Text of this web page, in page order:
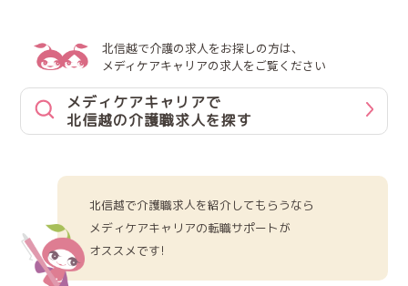
北信越で介護の求人をお探しの方は、
メディケアキャリアの求人をご覧ください
メディケアキャリアで
北信越の介護職求人を探す
北信越で介護職求人を紹介してもらうなら
メディケアキャリアの転職サポートが
オススメです!